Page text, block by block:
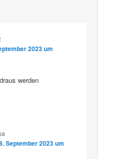
2023 um
werden
September 2023 um